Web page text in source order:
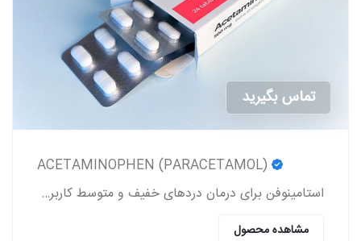
تماس بگیرید
استامینوفن برای درمان دردهای خفیف و متوسط کاربرد داشته و یک کاهنده تب به شمار می‎رود.
مشاهده محصول